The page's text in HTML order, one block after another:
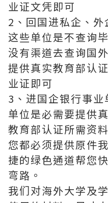
业证文凭即可
2、回国进私企、
这些单位是不查询
没有渠道去查询国
提供真实教育部认
业证即可
3、进国企银行事
单位是必需要提供
教育部认证所需资
您都必须提供原件
捷的绿色通道帮您
弯路。
我们对海外大学及